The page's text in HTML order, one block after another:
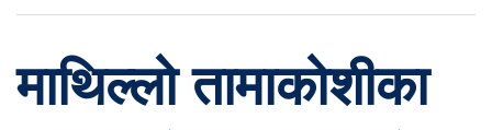
माथिल्लो तामाकोशीका